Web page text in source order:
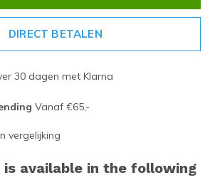
DIRECT BETALEN
30 dagen met Klarna
Vanaf €65,-
vergelijking
available in the following